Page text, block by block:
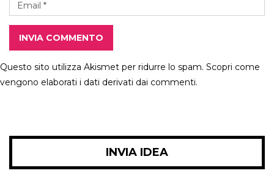
INVIA COMMENTO
Questo sito utilizza Akismet per ridurre lo spam. Scopri come
vengono elaborati i dati derivati dai commenti.
INVIA IDEA